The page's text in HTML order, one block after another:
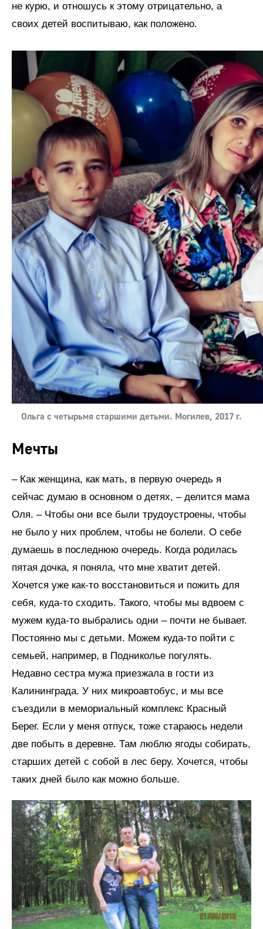
не курю, и отношусь к этому отрицательно, а
своих детей воспитываю, как положено.
Ольга с четырьмя старшими детьми. Могилев, 2017 г.
Мечты
– Как женщина, как мать, в первую очередь я
сейчас думаю в основном о детях, – делится мама
Оля. – Чтобы они все были трудоустроены, чтобы
не было у них проблем, чтобы не болели. О себе
думаешь в последнюю очередь. Когда родилась
пятая дочка, я поняла, что мне хватит детей.
Хочется уже как-то восстановиться и пожить для
себя, куда-то сходить. Такого, чтобы мы вдвоем с
мужем куда-то выбрались одни – почти не бывает.
Постоянно мы с детьми. Можем куда-то пойти с
семьей, например, в Подниколье погулять.
Недавно сестра мужа приезжала в гости из
Калининграда. У них микроавтобус, и мы все
съездили в мемориальный комплекс Красный
Берег. Если у меня отпуск, тоже стараюсь недели
две побыть в деревне. Там люблю ягоды собирать,
старших детей с собой в лес беру. Хочется, чтобы
таких дней было как можно больше.